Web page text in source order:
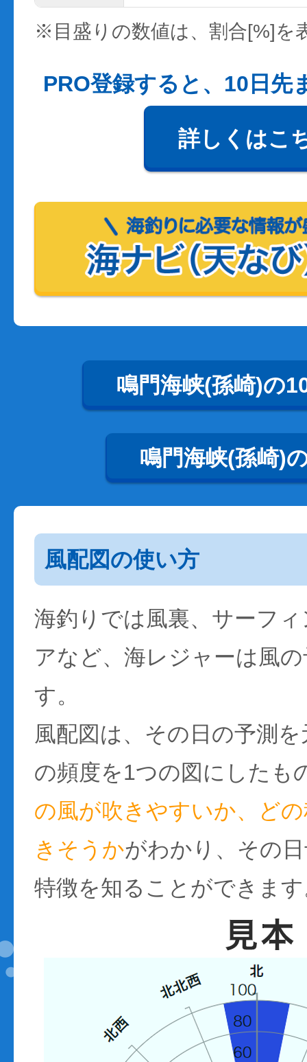
※目盛りの数値は、割合[%]を
PRO登録すると、10日先
詳しくはこ
鳴門海峡(孫崎)の
鳴門海峡(孫崎)
風配図の使い方
海釣りでは風裏、サーフ
アなど、海レジャーは風
す。
風配図は、その日の予測
の頻度を1つの図にしたも
の風が吹きやすいか、ど
きそうかがわかり、その
特徴を知ることができま